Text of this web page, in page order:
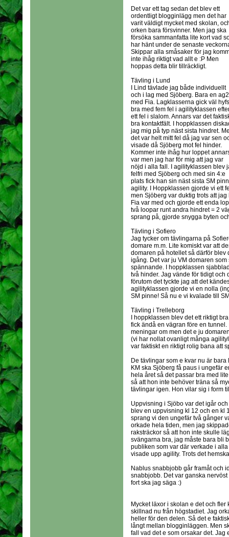
Det var ett tag sedan det blev ett
ordentligt blogginlägg men det har
varit väldigt mycket med skolan,
orken bara försvinner. Men jag ska
försöka sammanfatta lite kort vad
har hänt under de senaste
Skippar alla småsaker för jag
inte ihåg riktigt vad allt e :P Men
hoppas detta blir tillräckligt.
Tävling i Lund
I Lind tävlade jag både individuellt
och i lag med Sjöberg. Bara en ag2
med Fia. Lagklasserna gick väl
bra med fem fel i agilityklassen
ett fel i slalom. Annars var det
bra kontaktfält. I hoppklassen
jag mig på typ näst sista hindret.
det var helt mitt fel då jag var sen
visade då Sjöberg mot fel hinder.
Kommer inte ihåg hur loppet
var men jag har för mig att jag var
nöjd i alla fall. I agilityklassen blev
felfri med Sjöberg och med sin 4:e
plats fick han sin näst sista SM
agility. I Hoppklassen gjorde vi ett
men Sjöberg var duktig trots att
Fia var med och gjorde ett enda
två loopar runt andra hindret = 2
sprang på, gjorde snygga byten
Tävling i Sofiero
Jag tycker om tävlingarna på
domare m.m. Lite komiskt var att
domaren på hotellet så därför
igång. Det var ju VM domaren
spännande. I hoppklassen
två hinder. Jag vände för tidigt
förutom det tyckte jag att det
agilityklassen gjorde vi en nolla
SM pinne! Så nu e vi kvalade till
Tävling i Trelleborg
I hoppklassen blev det ett riktigt
fick ändå en vägran före en
meningar om men det e ju
(vi har nollat ovanligt många
var faktiskt en riktigt rolig bana att
De tävlingar som e kvar nu är
KM ska Sjöberg få paus i ungefär
hela året så det passar bra med
så att hon inte behöver träna så
tävlingar igen. Hon vilar sig i form
Uppvisning i Sjöbo var det igår
blev en uppvisning kl 12 och en kl
sprang vi den ungefär två gånger
orkade hela tiden, men jag
raksträckor så att hon inte skulle
svängarna bra, jag måste bara bli
publiken som var där verkade i
visade upp agility. Trots det
Nablus snabbjobb går framåt och
snabbjobb. Det var ganska
fort ska jag säga :)
Mycket läxor i skolan e det och
skillnad nu från högstadiet. Jag
heller för den delen. Så det e
långt mellan blogginläggen. Men
fall vad det e som orsakar det. Jag